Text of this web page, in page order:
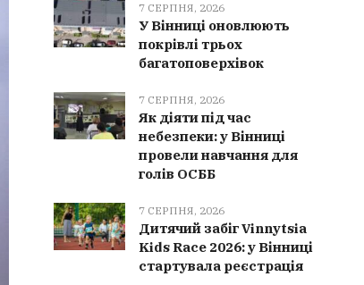
7 СЕРПНЯ, 2026
У Вінниці оновлюють
покрівлі трьох
багатоповерхівок
7 СЕРПНЯ, 2026
Як діяти під час
небезпеки: у Вінниці
провели навчання для
голів ОСББ
7 СЕРПНЯ, 2026
Дитячий забіг Vinnytsia
Kids Race 2026: у Вінниці
стартувала реєстрація